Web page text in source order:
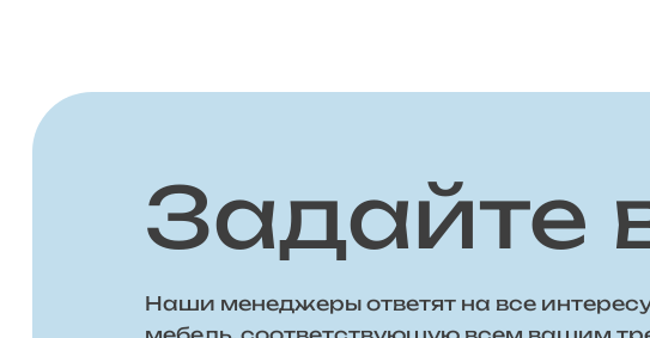
Задайте
Наши менеджеры ответят на все